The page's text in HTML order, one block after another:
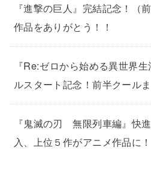
『進撃の巨人』完結記念！
作品をありがとう！！
『Re:ゼロから始める異世界
ルスタート記念！前半クール
『鬼滅の刃 無限列車編』快
入、上位５作がアニメ作品に！